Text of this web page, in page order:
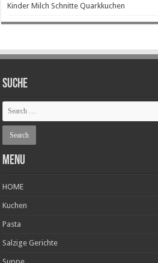
Kinder Milch Schnitte Quarkkuchen
SUCHE
Menu
HOME
Kuchen
Pasta
Salzige Gerichte